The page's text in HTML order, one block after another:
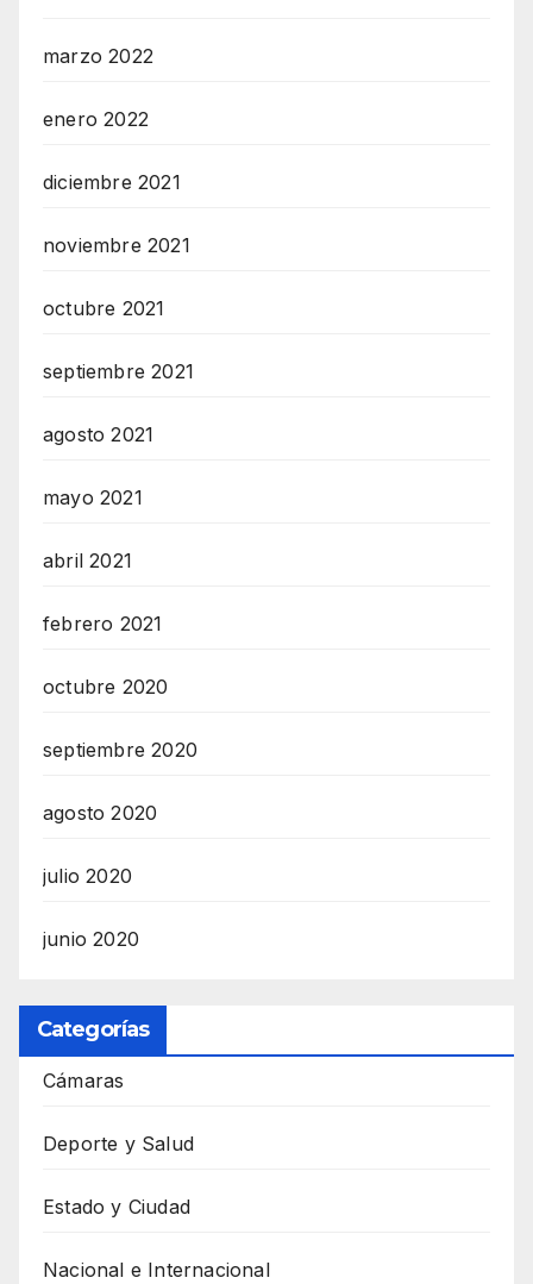
marzo 2022
enero 2022
diciembre 2021
noviembre 2021
octubre 2021
septiembre 2021
agosto 2021
mayo 2021
abril 2021
febrero 2021
octubre 2020
septiembre 2020
agosto 2020
julio 2020
junio 2020
Categorías
Cámaras
Deporte y Salud
Estado y Ciudad
Nacional e Internacional